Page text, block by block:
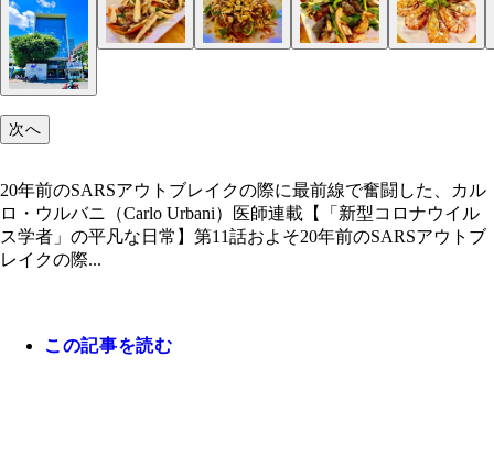
2020年の3月、タイ・バンコクで見た「武漢加油！
次へ
20年前のSARSアウトブレイクの際に最前線で奮闘した、カル
ロ・ウルバニ（Carlo Urbani）医師連載【「新型コロナウイル
ス学者」の平凡な日常】第11話およそ20年前のSARSアウトブ
レイクの際...
この記事を読む